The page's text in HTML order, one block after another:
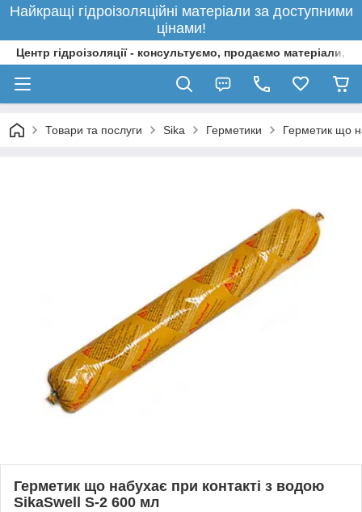
Найкращі гідроізоляційні матеріали за доступними
цінами!
Центр гідроізоляції - консультуємо, продаємо матеріали,
Товари та послуги Sika Герметики Герметик що
Герметик що набухає при контакті з водою
SikaSwell S-2 600 мл